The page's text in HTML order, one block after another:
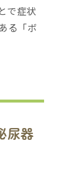
で症状
る「ボ
尿器